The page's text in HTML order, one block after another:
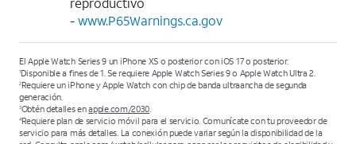
-www.P65Warnings.ca.gov
El Apple Watch Series 9 un iPhone XS o posterior con iOS 17 o posterior.
1Disponible a fines de 1. Se requiere Apple Watch Series 9 o Apple Watch Ultra 2.
2Requiere un iPhone y Apple Watch con chip de banda ultraancha de segunda
generación.
3Obtén detalles enapple.com/2030.
4Requiere plan de servicio móvil para el servicio. Comunícate con tu proveedor de
servicio para más detalles. La conexión puede variar según la disponibilidad de la